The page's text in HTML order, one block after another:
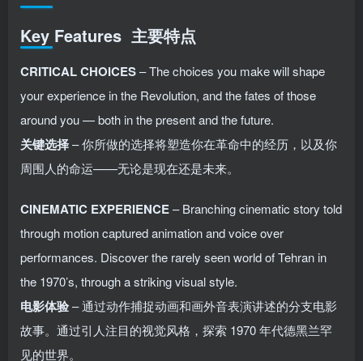
Key Features 主要特点
CRITICAL CHOICES– The choices you make will shape
your experience in the Revolution, and the fates of those
around you — both in the present and the future.
关键选择– 你所做的选择将塑造你在革命中的经历，以及你
周围人的命运——无论是现在还是未来。
CINEMATIC EXPERIENCE– Branching cinematic story told
through motion captured animation and voice over
performances. Discover the rarely seen world of Tehran in
the 1970’s, through a striking visual style.
电影体验– 通过动作捕捉动画和画外音表演讲述的分支电影
故事。通过引人注目的视觉风格，探索 1970 年代德黑兰罕
见的世界。